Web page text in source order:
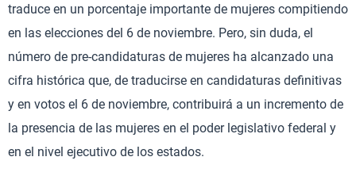
traduce en un porcentaje importante de mujeres compitiendo
en las elecciones del 6 de noviembre. Pero, sin duda, el
número de pre-candidaturas de mujeres ha alcanzado una
cifra histórica que, de traducirse en candidaturas definitivas
y en votos el 6 de noviembre, contribuirá a un incremento de
la presencia de las mujeres en el poder legislativo federal y
en el nivel ejecutivo de los estados.